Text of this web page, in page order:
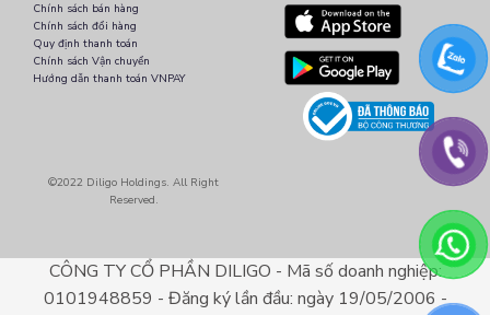
Chính sách bán hàng
Chính sách đổi hàng
Quy định thanh toán
Chính sách Vận chuyển
Hướng dẫn thanh toán VNPAY
©2022 Diligo Holdings. All Right
Reserved.
CÔNG TY CỔ PHẦN DILIGO - Mã số doanh nghiệp:
0101948859 - Đăng ký lần đầu: ngày 19/05/2006 -